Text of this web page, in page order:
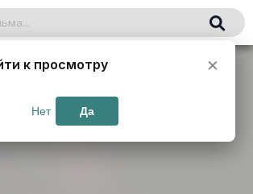
к просмотру ×
Нет Да